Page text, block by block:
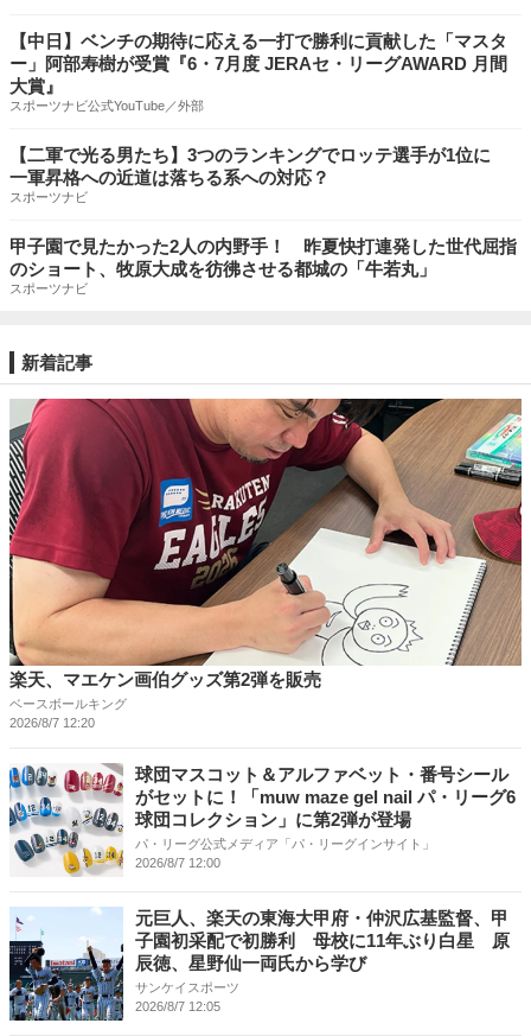
【中日】ベンチの期待に応える一打で勝利に貢献した「マスタ
ー」阿部寿樹が受賞『6・7月度 JERAセ・リーグAWARD 月間
大賞』
スポーツナビ公式YouTube／外部
【二軍で光る男たち】3つのランキングでロッテ選手が1位に
一軍昇格への近道は落ちる系への対応？
スポーツナビ
甲子園で見たかった2人の内野手！ 昨夏快打連発した世代屈指
のショート、牧原大成を彷彿させる都城の「牛若丸」
スポーツナビ
新着記事
楽天、マエケン画伯グッズ第2弾を販売
ベースボールキング
2026/8/7 12:20
球団マスコット＆アルファベット・番号シール
がセットに！「muw maze gel nail パ・リーグ6
球団コレクション」に第2弾が登場
パ・リーグ公式メディア「パ・リーグインサイト」
2026/8/7 12:00
元巨人、楽天の東海大甲府・仲沢広基監督、甲
子園初采配で初勝利 母校に11年ぶり白星 原
辰徳、星野仙一両氏から学び
サンケイスポーツ
2026/8/7 12:05